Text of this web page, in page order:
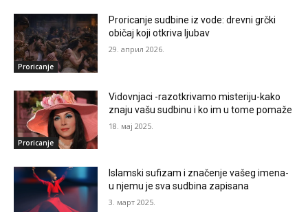
Proricanje
Proricanje sudbine iz vode: drevni grčki
običaj koji otkriva ljubav
29. април 2026.
Proricanje
Vidovnjaci -razotkrivamo misteriju-kako
znaju vašu sudbinu i ko im u tome pomaže
18. мај 2025.
Islamski sufizam i značenje vašeg imena-
u njemu je sva sudbina zapisana
3. март 2025.